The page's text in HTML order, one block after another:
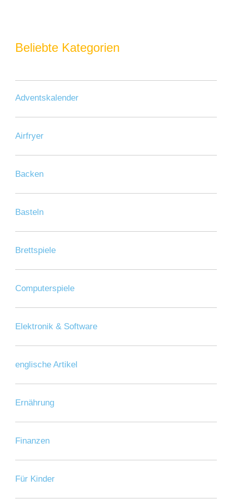
Beliebte Kategorien
Adventskalender
Airfryer
Backen
Basteln
Brettspiele
Computerspiele
Elektronik & Software
englische Artikel
Ernährung
Finanzen
Für Kinder